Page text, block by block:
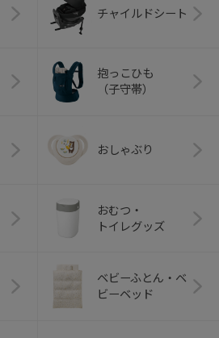
チャイルドシート
抱っこひも
（子守帯）
おしゃぶり
おむつ・
トイレグッズ
ベビーふとん・ベ
ビーベッド